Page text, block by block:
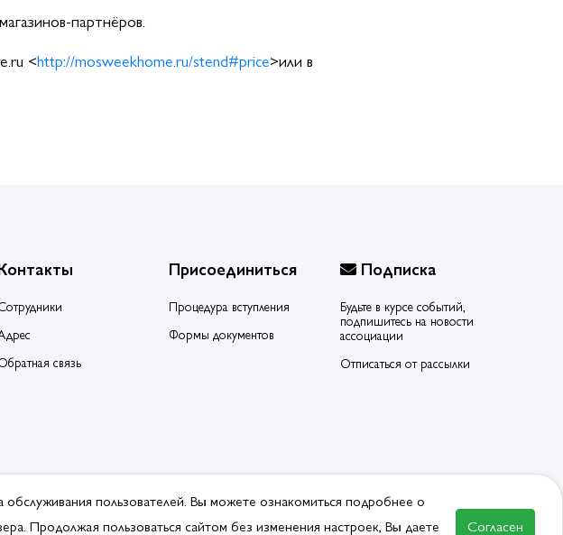
партнёров.
<http://mosweekhome.ru/stend#price>или в
связь
Присоединиться
Процедура вступления
Формы документов
Подписка
Будьте в курсе событий,
подпишитесь на новости
ассоциации
Отписаться от рассылки
ВСТУПИТЬ В АССОЦИАЦИЮ
пользователей. Вы можете ознакомиться подробнее о
Продолжая пользоваться сайтом без изменения настроек, Вы даете Согласен